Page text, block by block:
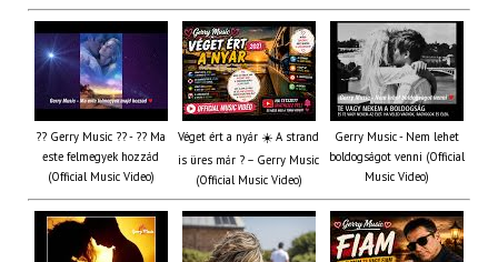
?? Gerry Music ?? - ?? Ma
este felmegyek hozzád
(Official Music Video)
Véget ért a nyár ☀️ A strand
is üres már ? – Gerry Music
(Official Music Video)
Gerry Music - Nem lehet
boldogságot venni (Official
Music Video)